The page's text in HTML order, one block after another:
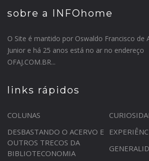
sobre a INFOhome
O Site é mantido por Oswaldo Francisco de
Junior e há 25 anos está no ar no endereço
OFAJ.COM.BR...
links rápidos
COLUNAS
DESBASTANDO O ACERVO E
OUTROS TRECOS DA
BIBLIOTECONOMIA